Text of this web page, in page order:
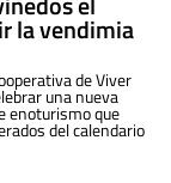
la vendimia
de Viver
una nueva
enoturismo que
del calendario